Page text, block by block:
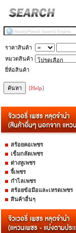
ราคาสินค้า
หมวดสินค้า
ยี่ห้อสินค้า
[Help]
สร้อยคอเพชร
เข็มกลัดเพชร
ต่างหูเพชร
จี้เพชร
กำไลเพชร
สร้อยข้อมือและเหรดเพชร
สินค้าอื่นๆ